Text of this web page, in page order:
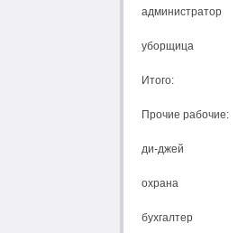
администратор
уборщица
Итого:
Прочие рабочие:
ди-джей
охрана
бухгалтер